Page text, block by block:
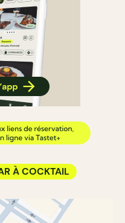
À COCKTAIL